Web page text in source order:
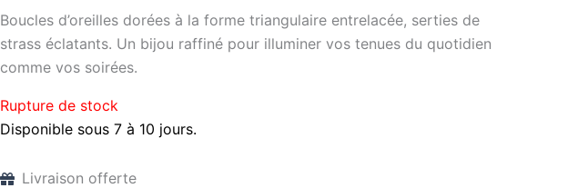
Boucles d’oreilles dorées à la forme triangulaire entrelacée, serties de
strass éclatants. Un bijou raffiné pour illuminer vos tenues du quotidien
comme vos soirées.
Rupture de stock
Disponible sous 7 à 10 jours.
Livraison offerte